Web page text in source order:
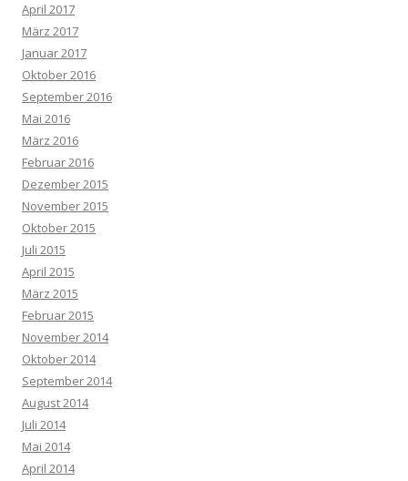
April 2017
März 2017
Januar 2017
Oktober 2016
September 2016
Mai 2016
März 2016
Februar 2016
Dezember 2015
November 2015
Oktober 2015
Juli 2015
April 2015
März 2015
Februar 2015
November 2014
Oktober 2014
September 2014
August 2014
Juli 2014
Mai 2014
April 2014